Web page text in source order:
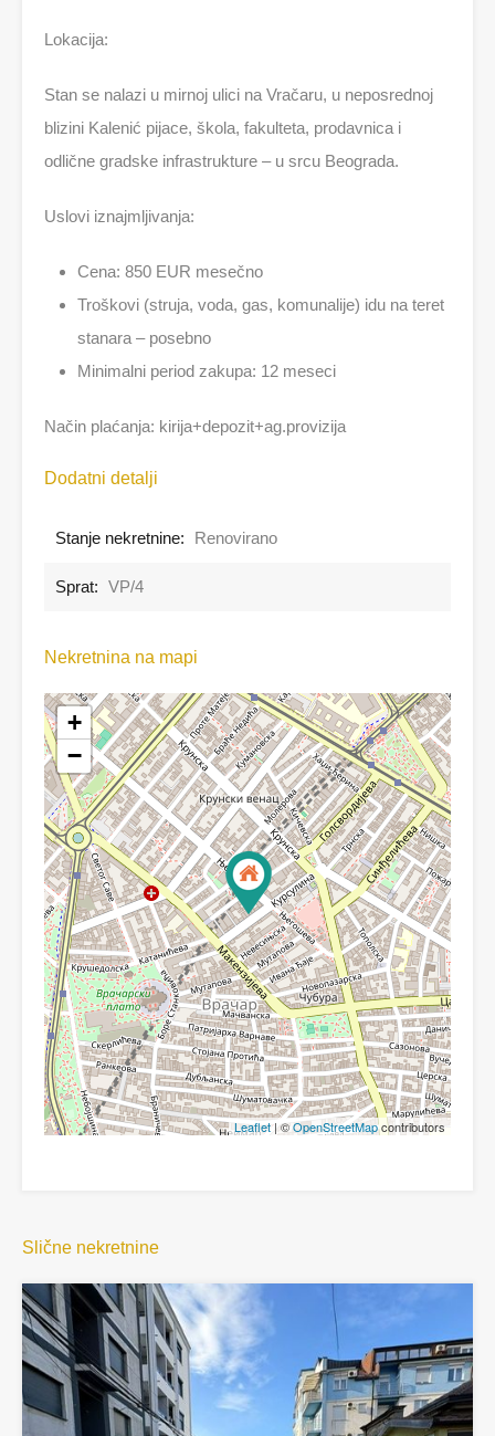
Lokacija:
Stan se nalazi u mirnoj ulici na Vračaru, u neposrednoj
blizini Kalenić pijace, škola, fakulteta, prodavnica i
odlične gradske infrastrukture – u srcu Beograda.
Uslovi iznajmljivanja:
Cena: 850 EUR mesečno
Troškovi (struja, voda, gas, komunalije) idu na teret
stanara – posebno
Minimalni period zakupa: 12 meseci
Način plaćanja: kirija+depozit+ag.provizija
Dodatni detalji
Stanje nekretnine: Renovirano
Sprat: VP/4
Nekretnina na mapi
+
−
Leaflet| ©OpenStreetMapcontributors
Slične nekretnine